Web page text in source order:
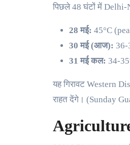
पिछले 48 घंटों में Delhi-
28 मई: 45°C
30 मई (आज): 36-
31 मई कल: 34-
यह गिरावट Western
राहत देंगे। (Sunday
Agriculture